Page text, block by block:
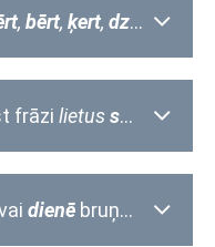
, bērt, ķert, dzert
frāzi lietussmīlā?
dienē bruņotajos spēkos?